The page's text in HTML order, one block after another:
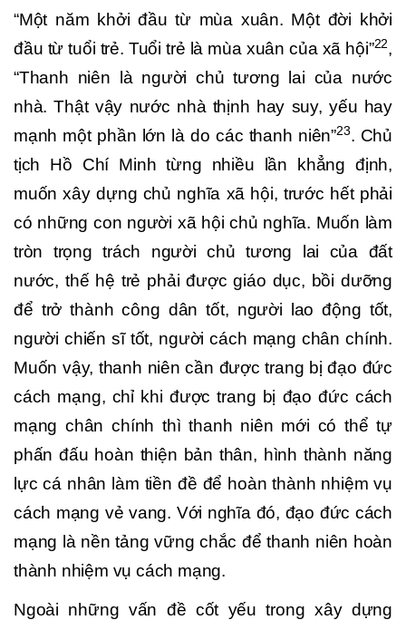
“Một năm khởi đầu từ mùa xuân. Một đời khởi
đầu từ tuổi trẻ. Tuổi trẻ là mùa xuân của xã hội”22,
“Thanh niên là người chủ tương lai của nước
nhà. Thật vậy nước nhà thịnh hay suy, yếu hay
mạnh một phần lớn là do các thanh niên”23. Chủ
tịch Hồ Chí Minh từng nhiều lần khẳng định,
muốn xây dựng chủ nghĩa xã hội, trước hết phải
có những con người xã hội chủ nghĩa. Muốn làm
tròn trọng trách người chủ tương lai của đất
nước, thế hệ trẻ phải được giáo dục, bồi dưỡng
để trở thành công dân tốt, người lao động tốt,
người chiến sĩ tốt, người cách mạng chân chính.
Muốn vậy, thanh niên cần được trang bị đạo đức
cách mạng, chỉ khi được trang bị đạo đức cách
mạng chân chính thì thanh niên mới có thể tự
phấn đấu hoàn thiện bản thân, hình thành năng
lực cá nhân làm tiền đề để hoàn thành nhiệm vụ
cách mạng vẻ vang. Với nghĩa đó, đạo đức cách
mạng là nền tảng vững chắc để thanh niên hoàn
thành nhiệm vụ cách mạng.
Ngoài những vấn đề cốt yếu trong xây dựng